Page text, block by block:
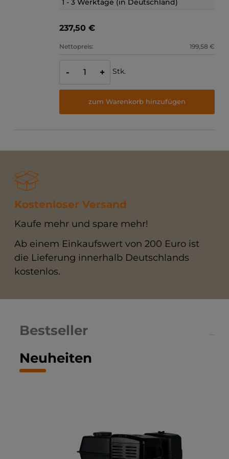
237,50 €
Nettopreis: 199,58 €
- + Stk.
zum Warenkorb hinzufügen
Kostenloser Versand
Kaufe mehr und spare mehr!
Ab einem Einkaufswert von 200 Euro ist
die Lieferung innerhalb Deutschlands
kostenlos.
Neuheiten
Bestseller